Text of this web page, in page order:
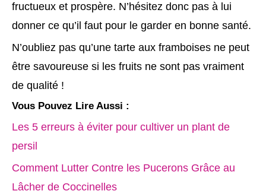
fructueux et prospère. N’hésitez donc pas à lui
donner ce qu’il faut pour le garder en bonne santé.
N’oubliez pas qu’une tarte aux framboises ne peut
être savoureuse si les fruits ne sont pas vraiment
de qualité !
Vous Pouvez Lire Aussi :
Les 5 erreurs à éviter pour cultiver un plant de
persil
Comment Lutter Contre les Pucerons Grâce au
Lâcher de Coccinelles